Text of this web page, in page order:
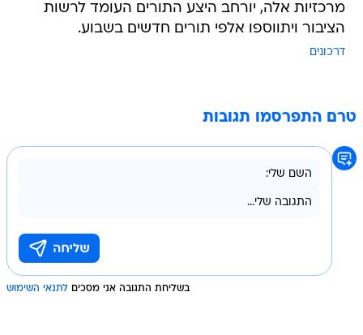
מרכזיות אלה, יורחב היצע התורים העומד לרשות
הציבור ויתווספו אלפי תורים חדשים בשבוע.
דרכונים
טרם התפרסמו תגובות
בשליחת התגובה אני מסכים לתנאי השימוש